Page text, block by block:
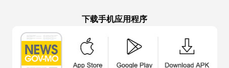
下载手机应用程序